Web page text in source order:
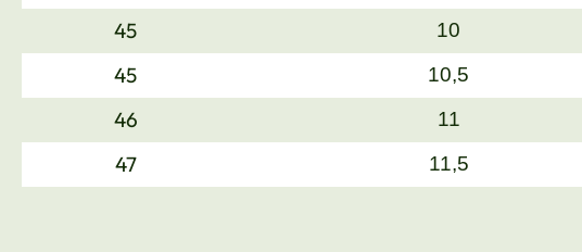
45 10
45 10,5
46 11
47 11,5